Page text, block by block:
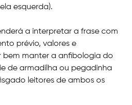
esquerda).
a interpretar a frase com
prévio, valores e
bem manter a anfibologia do
de armadilha ou pegadinha
leitores de ambos os